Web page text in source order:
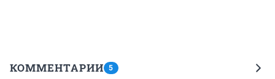
КОММЕНТАРИИ 5